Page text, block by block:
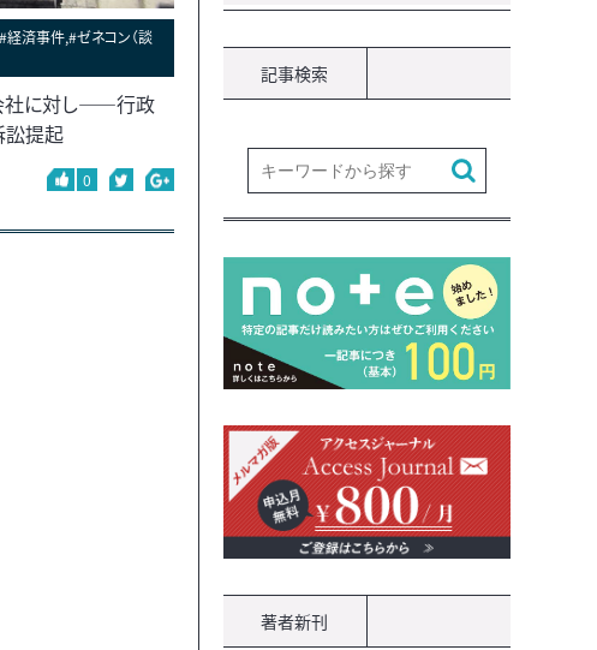
済事件,#ゼネコン（談
社に対し――行政
提起
0
記事検索
著者新刊